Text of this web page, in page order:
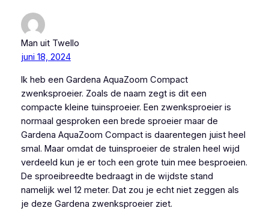
Man uit Twello
juni 18, 2024
Ik heb een Gardena AquaZoom Compact
zwenksproeier. Zoals de naam zegt is dit een
compacte kleine tuinsproeier. Een zwenksproeier is
normaal gesproken een brede sproeier maar de
Gardena AquaZoom Compact is daarentegen juist heel
smal. Maar omdat de tuinsproeier de stralen heel wijd
verdeeld kun je er toch een grote tuin mee besproeien.
De sproeibreedte bedraagt in de wijdste stand
namelijk wel 12 meter. Dat zou je echt niet zeggen als
je deze Gardena zwenksproeier ziet.